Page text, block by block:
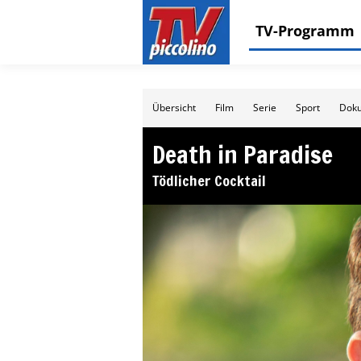
TV-Programm
Übersicht Film Serie Sport
Death in Paradise
Tödlicher Cocktail